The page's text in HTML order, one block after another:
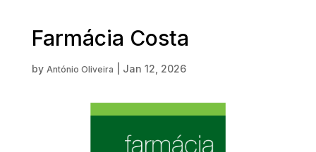
Farmácia Costa
by António Oliveira Jan 12, 2026